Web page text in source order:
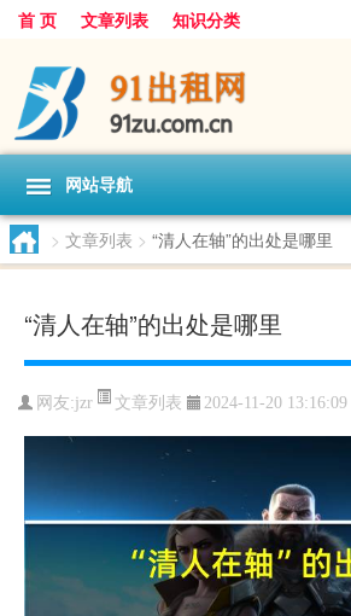
首 页 文章列表 知识分类
网站导航
> 文章列表 > “清人在轴”的出处是哪里
“清人在轴”的出处是哪里
网友:jzr 文章列表 2024-11-20 13:16:09